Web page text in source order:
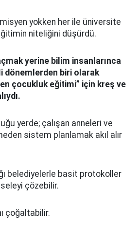
yokken her ile üniversite
niteliğini düşürdü.
yerine bilim insanlarınca
dönemlerden biri olarak
çocukluk eğitimi” için kreş ve
yerde; çalışan anneleri ve
sistem planlamak akıl alır
belediyelerle basit protokoller
çözebilir.
çoğaltabilir.